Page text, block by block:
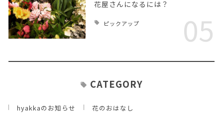
花屋さんになるには？
ピックアップ 05
CATEGORY
hyakkaのお知らせ 花のおはなし